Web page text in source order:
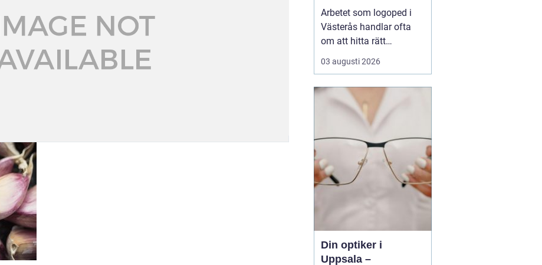
språksvårigheter
Arbetet som logoped i
Västerås handlar ofta
om att hitta rätt
kompetens för utredning,
behandling och
svårigheter med språk,
tal, läsning, skrivning
eller matematik. Många
vänder si...
03 augusti 2026
Din optiker i
Uppsala –